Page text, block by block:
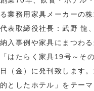
る業務用家具メーカーの
代表取締役社長：武野 龍
納入事例や家具にまつわ
「はたらく家具19号～そ
日（金）に発刊致します
的としたホテル」をテー